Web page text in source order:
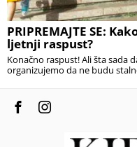
PRIPREMAJTE SE:
ljetnji raspust?
Konačno raspust! Ali šta sada
organizujemo da ne budu